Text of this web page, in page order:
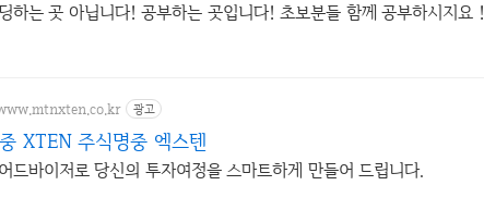
하는 곳 아닙니다! 공부하는 곳입니다! 초보분들 함께 공부하시지요 !
광고
XTEN 주식명중 엑스텐
드바이저로 당신의 투자여정을 스마트하게 만들어 드립니다.